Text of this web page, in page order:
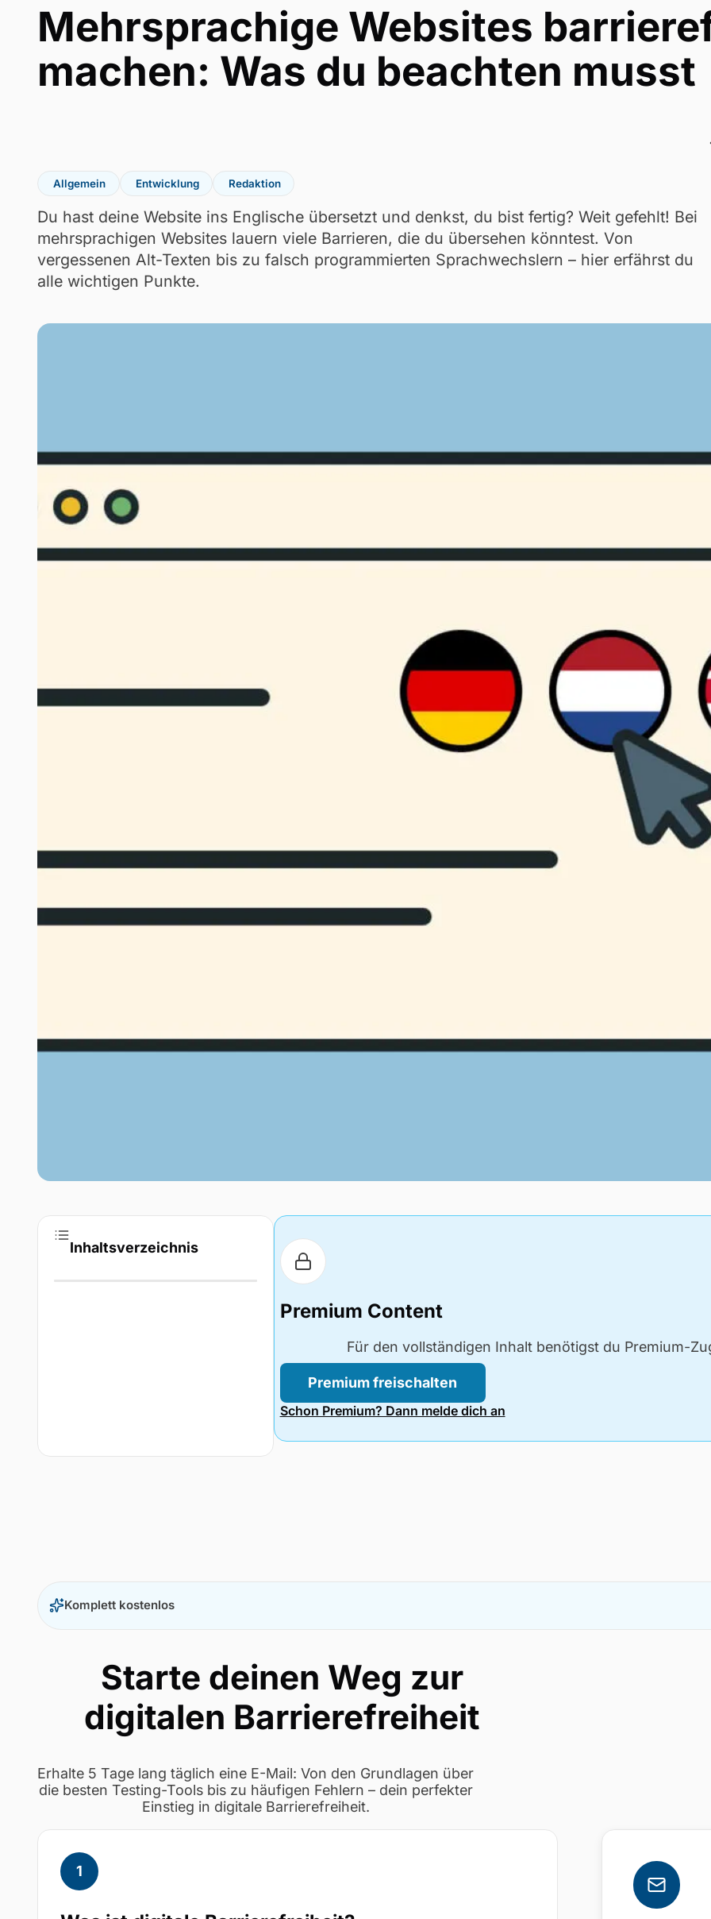
Mehrsprachige Websites
machen: Was du beachten musst
Allgemein Entwicklung Redaktion
Du hast deine Website ins Englische übersetzt und denkst, du bist fertig? Weit gefehlt! Bei
mehrsprachigen Websites lauern viele Barrieren, die du übersehen könntest. Von
vergessenen Alt-Texten bis zu falsch programmierten Sprachwechslern – hier erfährst du
alle wichtigen Punkte.
Inhaltsverzeichnis
Premium Content
Für den vollständigen Inhalt benötigst du Premium-
Premium freischalten
Schon Premium? Dann melde dich an
Komplett kostenlos
Starte deinen Weg zur
digitalen Barrierefreiheit
Erhalte 5 Tage lang täglich eine E-Mail: Von den Grundlagen über
die besten Testing-Tools bis zu häufigen Fehlern – dein perfekter
Einstieg in digitale Barrierefreiheit.